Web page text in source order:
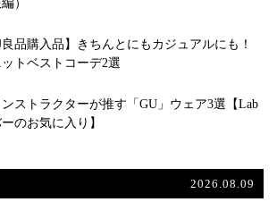
）
良品購入品】きちんとにもカジュアルにも！
トベストコーデ2選
ンストラクターが推す「GU」ウェア3選【Lab
のお気に入り】
2026.08.09